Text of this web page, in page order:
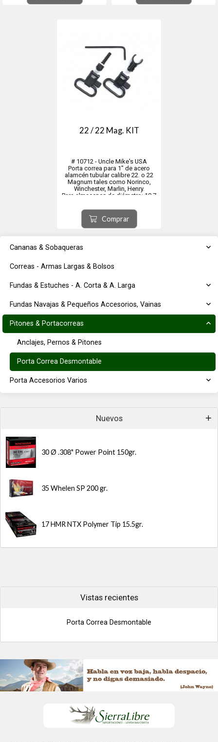
Cananas & Sobaqueras
Correas - Armas Largas & Bolsos
Fundas & Estuches - A. Corta & A. Larga
Fundas Navajas & Pequeños Accesorios, Vainas
Pitones & Portacorreas
Anclajes, Pernos & Pitones
Porta Correa Desmontable
Porta Accesorios Varios
Nuevos
30 Ø .308" Power Point 150gr.
35 Whelen SP 200 gr.
17 HMR NTX Polymer Tip 15.5gr.
22 / 22 Mag. KIT
# 10712 - Uncle Mike's USA
Porta correa para 1" de acero
alamcén tubular calibre 22. o 22
Magnum tales como Norinco,
Winchester, Marlin, Henry.
Para almacenes de diámetro: 10,7
Comprar
Vistas recientes
Porta Correa Desmontable